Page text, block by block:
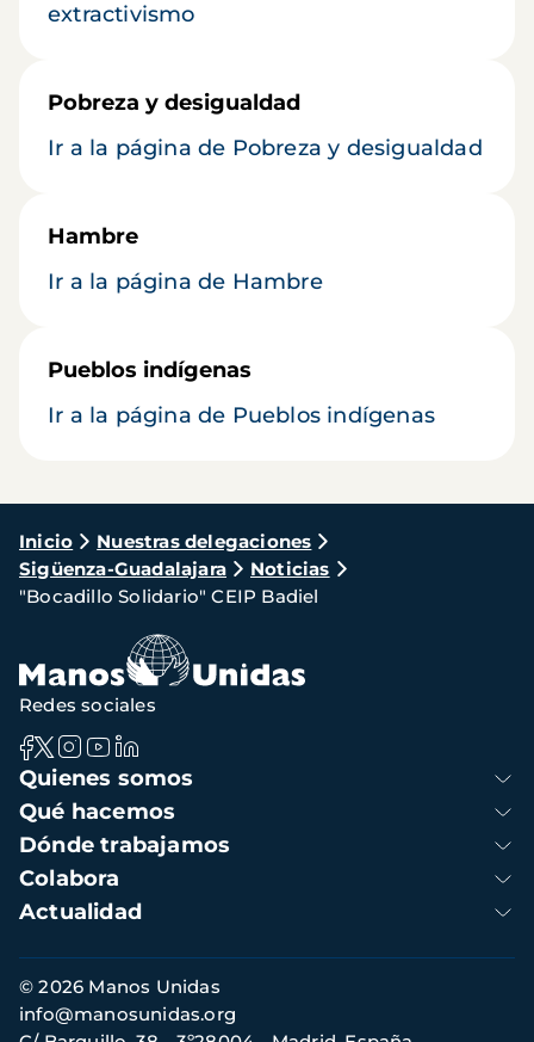
extractivismo
Pobreza y desigualdad
Ir a la página de Pobreza y desigualdad
Hambre
Ir a la página de Hambre
Pueblos indígenas
Ir a la página de Pueblos indígenas
Ruta
de
navegación
Inicio
Nuestras delegaciones
Sigüenza-Guadalajara
Noticias
"Bocadillo Solidario" CEIP Badiel
Navegación
principal
Quienes somos
Qué hacemos
Dónde trabajamos
Colabora
Actualidad
Redes sociales
Información
de
contacto
© 2026 Manos Unidas
info@manosunidas.org